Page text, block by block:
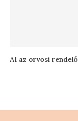
AI az orvosi